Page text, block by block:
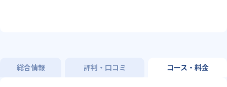
総合情報 評判・口コミ コース・料金